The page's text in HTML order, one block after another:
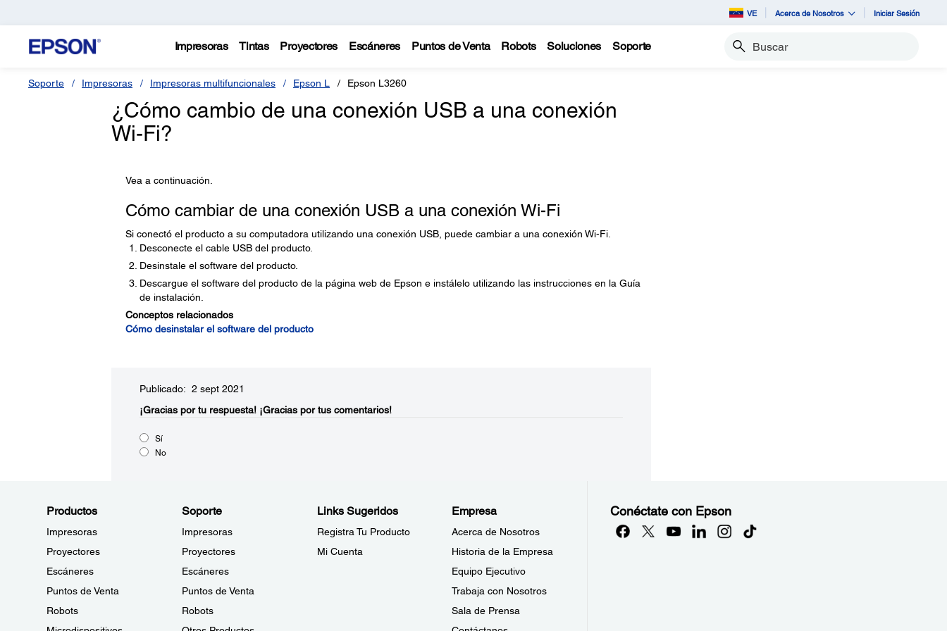
VE Acerca de Nosotros Iniciar Sesión
Impresoras Tintas Proyectores Escáneres Puntos de Venta Robots Soluciones Soporte Buscar
Soporte Impresoras Impresoras multifuncionales Epson L Epson L3260
¿Cómo cambio de una conexión USB a una conexión
Wi-Fi?
Vea a continuación.
Cómo cambiar de una conexión USB a una conexión Wi-Fi
Si conectó el producto a su computadora utilizando una conexión USB, puede cambiar a una conexión Wi-Fi.
Desconecte el cable USB del producto.
Desinstale el software del producto.
Descargue el software del producto de la página web de Epson e instálelo utilizando las instrucciones en la Guía
de instalación.
Conceptos relacionados
Cómo desinstalar el software del producto
Publicado: 2 sept 2021
¡Gracias por tu respuesta! ¡Gracias por tus comentarios!
Sí
No
Productos
Impresoras
Proyectores
Escáneres
Puntos de Venta
Robots
Soporte
Impresoras
Proyectores
Escáneres
Puntos de Venta
Robots
Links Sugeridos
Registra Tu Producto
Mi Cuenta
Empresa
Acerca de Nosotros
Historia de la Empresa
Equipo Ejecutivo
Trabaja con Nosotros
Sala de Prensa
Conéctate con Epson